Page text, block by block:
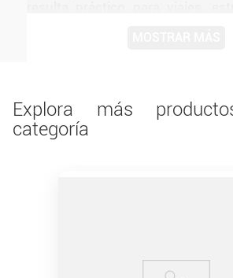
alternativa funcional para
auricular de uso diario con las
específicas de esta versión.
Explora más
categoría